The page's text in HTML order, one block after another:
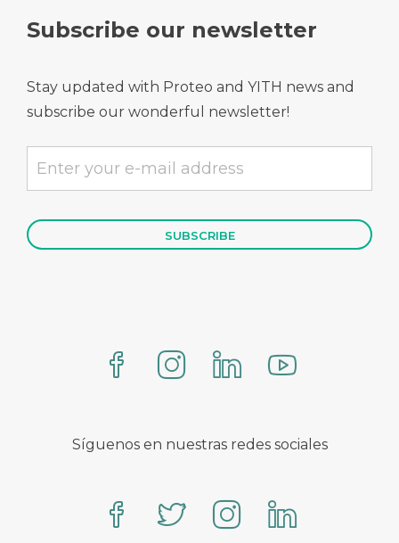
Subscribe our newsletter
Stay updated with Proteo and YITH news and
subscribe our wonderful newsletter!
Síguenos en nuestras redes sociales